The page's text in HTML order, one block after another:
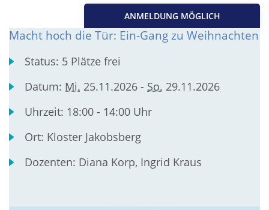
ANMELDUNG MÖGLICH
Macht hoch die Tür: Ein-Gang zu Weihnachten
Status: 5 Plätze frei
Datum: Mi. 25.11.2026 - So. 29.11.2026
Uhrzeit: 18:00 - 14:00 Uhr
Ort: Kloster Jakobsberg
Dozenten: Diana Korp, Ingrid Kraus